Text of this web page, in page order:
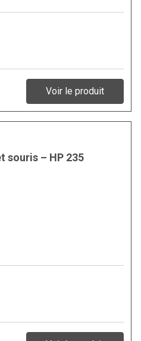
Voir le produit
souris – HP 235